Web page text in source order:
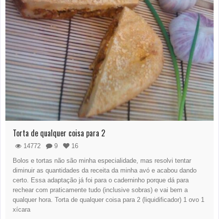
Torta de qualquer coisa para 2
14772 9
16
Bolos e tortas não são minha especialidade, mas resolvi tentar
diminuir as quantidades da receita da minha avó e acabou dando
certo. Essa adaptação já foi para o caderninho porque dá para
rechear com praticamente tudo (inclusive sobras) e vai bem a
qualquer hora. Torta de qualquer coisa para 2 (liquidificador) 1 ovo 1
xícara